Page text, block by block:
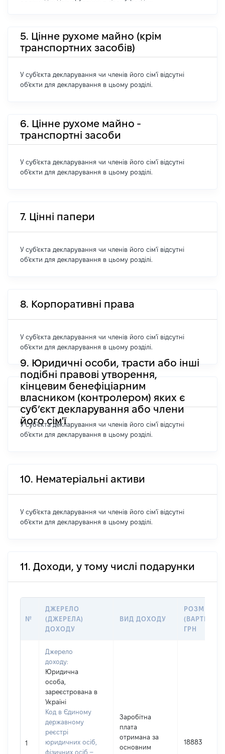
5. Цінне рухоме майно (крім
транспортних засобів)
У суб'єкта декларування чи членів його сім'ї відсутні
об'єкти для декларування в цьому розділі.
6. Цінне рухоме майно -
транспортні засоби
У суб'єкта декларування чи членів його сім'ї відсутні
об'єкти для декларування в цьому розділі.
7. Цінні папери
У суб'єкта декларування чи членів його сім'ї відсутні
об'єкти для декларування в цьому розділі.
8. Корпоративні права
У суб'єкта декларування чи членів його сім'ї відсутні
об'єкти для декларування в цьому розділі.
9. Юридичні особи, трасти або інші
подібні правові утворення,
кінцевим бенефіціарним
власником (контролером) яких є
суб’єкт декларування або члени
його сім'ї
У суб'єкта декларування чи членів його сім'ї відсутні
об'єкти для декларування в цьому розділі.
10. Нематеріальні активи
У суб'єкта декларування чи членів його сім'ї відсутні
об'єкти для декларування в цьому розділі.
11. Доходи, у тому числі подарунки
№
ДЖЕРЕЛО
(ДЖЕРЕЛА)
ДОХОДУ
ВИД ДОХОДУ
РОЗМІР
(ВАРТІСТЬ),
ГРН
1
Джерело
доходу:
Юридична
особа,
зареєстрована в
Україні
Код в Єдиному
державному
реєстрі
юридичних осіб,
фізичних осіб –
Заробітна
плата
отримана за
основним
18883